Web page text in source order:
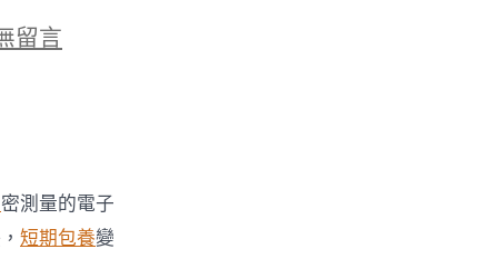
留言
密測量的電子
短期包養變